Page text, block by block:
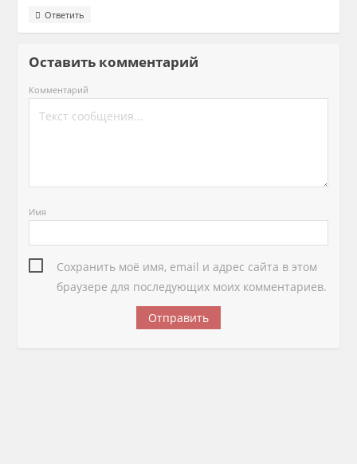
Ответить
Оставить комментарий
Комментарий
Имя
Сохранить моё имя, email и адрес сайта в этом
браузере для последующих моих комментариев.